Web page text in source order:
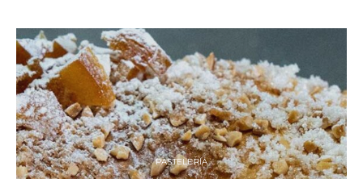
PASTELERÍA